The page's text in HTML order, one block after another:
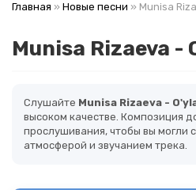
Главная » Новые песни » Munisa
Munisa Rizaeva -
Слушайте Munisa Rizaeva -
высоком качестве. Композиция
прослушивания, чтобы вы могли
атмосферой и звучанием трека.